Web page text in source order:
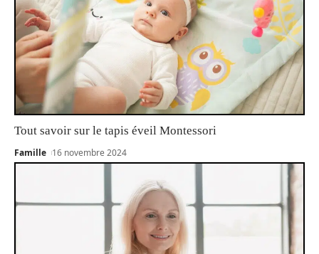
Tout savoir sur le tapis éveil Montessori
Famille 16 novembre 2024